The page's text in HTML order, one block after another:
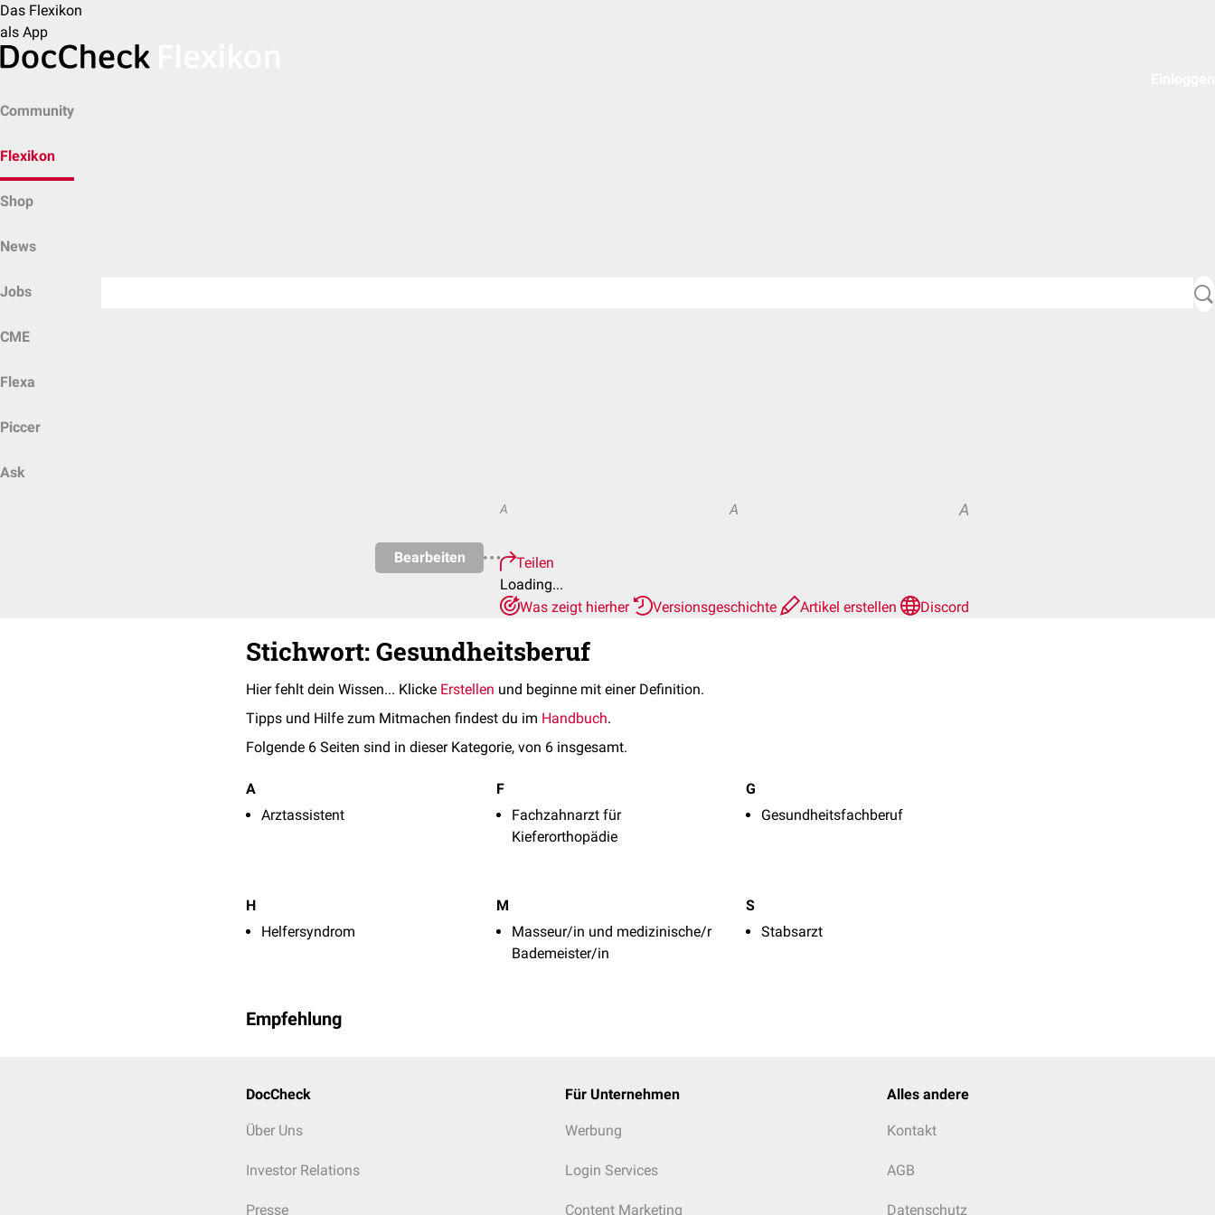
Das Flexikon
als App
Community
Flexikon
Shop
News
Jobs
CME
Flexa
Piccer
Ask
Bearbeiten
A A A
Teilen
Loading...
Was zeigt hierher
Versionsgeschichte Artikel erstellen Discord
Stichwort: Gesundheitsberuf
Hier fehlt dein Wissen... Klicke Erstellen und beginne mit einer Definition.
Tipps und Hilfe zum Mitmachen findest du im Handbuch.
Folgende 6 Seiten sind in dieser Kategorie, von 6 insgesamt.
A
Arztassistent
F
Fachzahnarzt für
Kieferorthopädie
G
Gesundheitsfachberuf
H
Helfersyndrom
M
Masseur/in und medizinische/r
Bademeister/in
S
Stabsarzt
Empfehlung
DocCheck
Über Uns
Investor Relations
Presse
Für Unternehmen
Werbung
Login Services
Content Marketing
Alles andere
Kontakt
AGB
Datenschutz